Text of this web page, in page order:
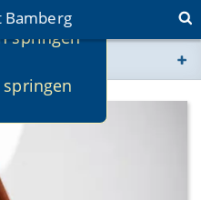
springen
Bamberg